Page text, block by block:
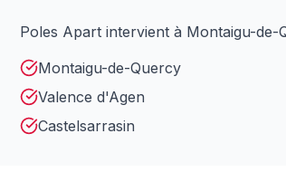
Poles Apart intervient à Montaigu-
Montaigu-de-Quercy
Valence d'Agen
Castelsarrasin